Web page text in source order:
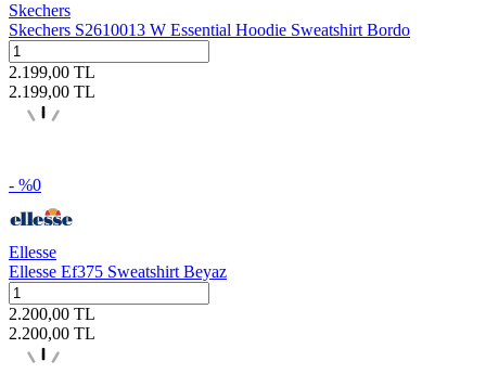
Skechers
Skechers S2610013 W Essential Hoodie Sweatshirt Bordo
2.199,00 TL
2.199,00 TL
- %0
Ellesse
Ellesse Ef375 Sweatshirt Beyaz
2.200,00 TL
2.200,00 TL